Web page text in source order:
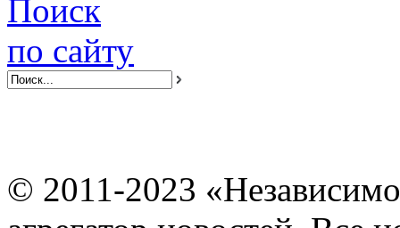
Поиск
по сайту
© 2011-2023